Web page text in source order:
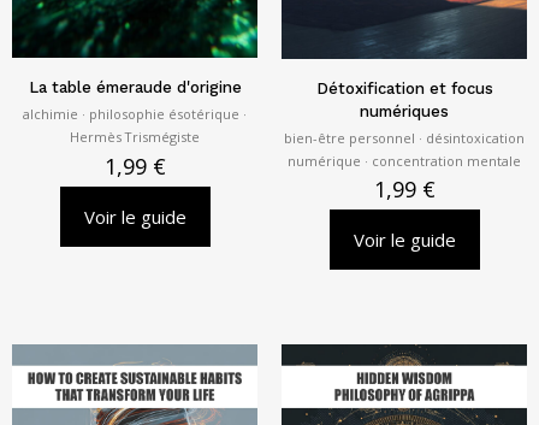
La table émeraude d'origine
alchimie · philosophie ésotérique ·
Hermès Trismégiste
1,99 €
Voir le guide
Détoxification et focus
numériques
bien-être personnel · désintoxication
numérique · concentration mentale
1,99 €
Voir le guide